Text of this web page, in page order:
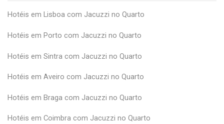
Hotéis em Lisboa com Jacuzzi no Quarto
Hotéis em Porto com Jacuzzi no Quarto
Hotéis em Sintra com Jacuzzi no Quarto
Hotéis em Aveiro com Jacuzzi no Quarto
Hotéis em Braga com Jacuzzi no Quarto
Hotéis em Coimbra com Jacuzzi no Quarto